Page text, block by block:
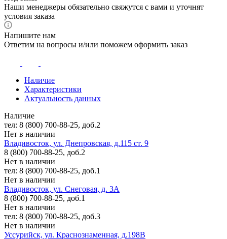
Наши менеджеры обязательно свяжутся с вами и уточнят
условия заказа
Напишите нам
Ответим на вопросы и/или поможем оформить заказ
Наличие
Характеристики
Актуальность данных
Наличие
тел: 8 (800) 700-88-25, доб.2
Нет в наличии
Владивосток, ул. Днепровская, д.115 ст. 9
8 (800) 700-88-25, доб.2
Нет в наличии
тел: 8 (800) 700-88-25, доб.1
Нет в наличии
Владивосток, ул. Снеговая, д. 3А
8 (800) 700-88-25, доб.1
Нет в наличии
тел: 8 (800) 700-88-25, доб.3
Нет в наличии
Уссурийск, ул. Краснознаменная, д.198В